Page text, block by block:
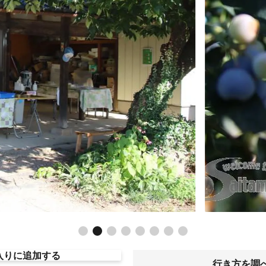
りに追加する
行き方を調